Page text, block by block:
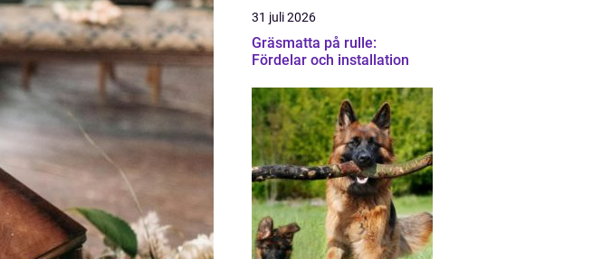
31 juli 2026
Gräsmatta på rulle:
Fördelar och installation